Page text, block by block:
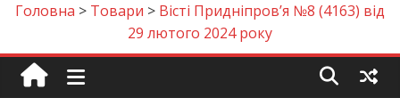
Головна > Товари > Вісті Придніпров’я №8 (4163) від
29 лютого 2024 року